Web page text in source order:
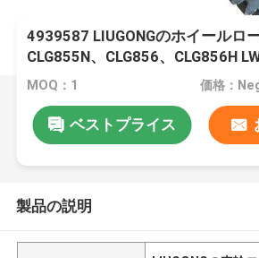
4939587 LIUGONGのホイールロ
CLG855N、CLG856、CLG856H
CLG922LC、CLG925LCのための
MOQ：1 価格：
ベストプライス
製品の説明